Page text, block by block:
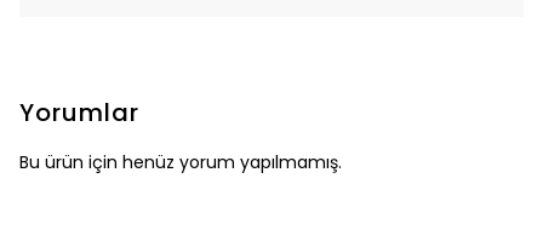
Yorumlar
Bu ürün için henüz yorum yapılmamış.